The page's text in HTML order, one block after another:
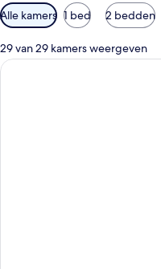
Beschikbare
filters
voor
kamers
Alle kamers 1 bed 2 bedden
29 van 29 kamers weergeven